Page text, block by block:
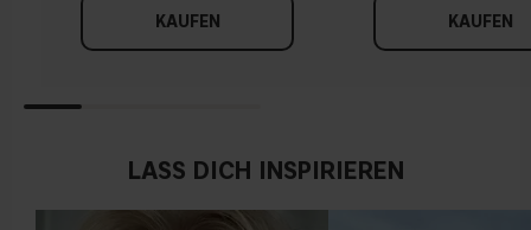
KAUFEN KAUFEN
LASS DICH INSPIRIEREN